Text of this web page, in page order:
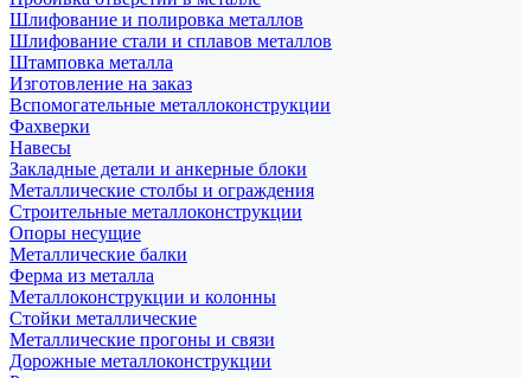
Шлифование и полировка металлов
Шлифование стали и сплавов металлов
Штамповка металла
Изготовление на заказ
Вспомогательные металлоконструкции
Фахверки
Навесы
Закладные детали и анкерные блоки
Металлические столбы и ограждения
Строительные металлоконструкции
Опоры несущие
Металлические балки
Ферма из металла
Металлоконструкции и колонны
Стойки металлические
Металлические прогоны и связи
Дорожные металлоконструкции